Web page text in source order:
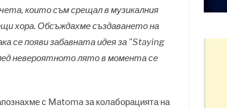
които съм срещал в музикалния
хора. Обсъждахме създаването на
се появи забавната идея за "Staying
невероятното лято в момента се
с Matoma за колаборацията на